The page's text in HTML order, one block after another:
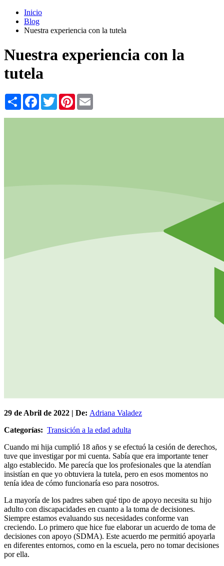
Inicio
Blog
Nuestra experiencia con la tutela
Nuestra experiencia con la
tutela
Share Facebook
TwitterPinterest
29 de Abril de 2022 | De: Adriana Valadez
Categorías: Transición a la edad adulta
Cuando mi hija cumplió 18 años y se efectuó la cesión de derechos,
tuve que investigar por mi cuenta. Sabía que era importante tener
algo establecido. Me parecía que los profesionales que la atendían
insistían en que yo obtuviera la tutela, pero en esos momentos no
tenía idea de cómo funcionaría eso para nosotros.
La mayoría de los padres saben qué tipo de apoyo necesita su hijo
adulto con discapacidades en cuanto a la toma de decisiones.
Siempre estamos evaluando sus necesidades conforme van
creciendo. Lo primero que hice fue elaborar un acuerdo de toma de
decisiones con apoyo (SDMA). Este acuerdo me permitió apoyarla
en diferentes entornos, como en la escuela, pero no tomar decisiones
por ella.